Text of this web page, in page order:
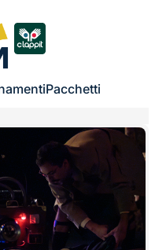
Pacchetti